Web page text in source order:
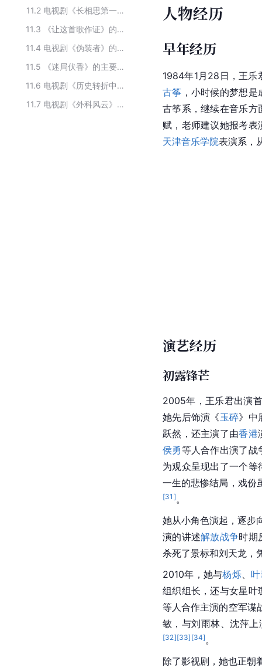
11.2
电视剧《长相思第一季》主要演员
11.3
《让这首歌作证》的主要演员
11.4
电视剧《伪装者》的主要演职员
11.5
《迷局伏香》的主要演员
11.6
电视剧《历史转折中的邓小平》的主要演员
11.7
电视剧《外科风云》的主要演员
人物经历
早年经历
1984年1月28日，王乐
古筝 ，小时候的梦想
古筝系，继续在音乐方
赋，老师建议她报考
天津音乐学院表演系，
演艺经历
初露锋芒
2005年，王乐君出演
她先后饰演《玉碎》中
跃然，还主演了由香港
侯勇等人合作出演了战
为观众呈现出了一个
一生的悲惨结局，戏份
[31 ]。
她从小角色演起，逐步
演的讲述解放战争时期
杀死了景标和刘天龙，
2010年，她与杨烁、
组织组长，还与女星叶
等人合作主演的空军谍
敏，与刘雨林、沈萍
[32][33] [34]。
除了影视剧，她也正朝